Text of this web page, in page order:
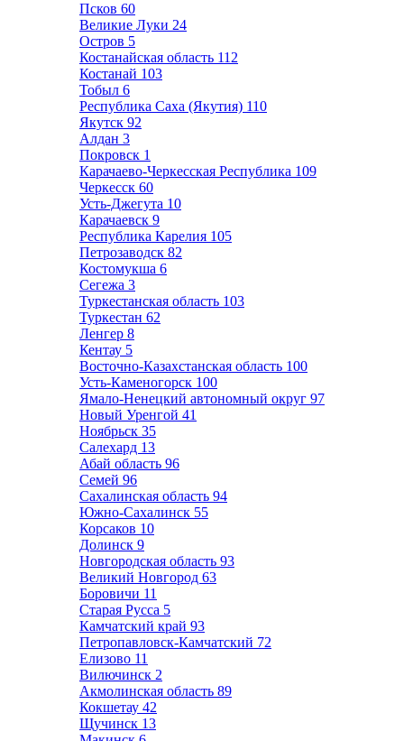
Псков 60
Великие Луки 24
Остров 5
Костанайская область 112
Костанай 103
Тобыл 6
Республика Саха (Якутия) 110
Якутск 92
Алдан 3
Покровск 1
Карачаево-Черкесская Республика 109
Черкесск 60
Усть-Джегута 10
Карачаевск 9
Республика Карелия 105
Петрозаводск 82
Костомукша 6
Сегежа 3
Туркестанская область 103
Туркестан 62
Ленгер 8
Кентау 5
Восточно-Казахстанская область 100
Усть-Каменогорск 100
Ямало-Ненецкий автономный округ 97
Новый Уренгой 41
Ноябрьск 35
Салехард 13
Абай область 96
Семей 96
Сахалинская область 94
Южно-Сахалинск 55
Корсаков 10
Долинск 9
Новгородская область 93
Великий Новгород 63
Боровичи 11
Старая Русса 5
Камчатский край 93
Петропавловск-Камчатский 72
Елизово 11
Вилючинск 2
Акмолинская область 89
Кокшетау 42
Щучинск 13